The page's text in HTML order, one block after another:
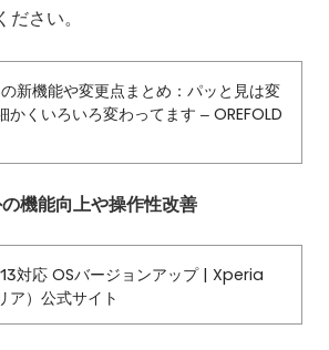
さい。
新機能や変更点まとめ：パッと見は変
かくいろいろ変わってます – OREFOLD
機能向上や操作性改善
対応 OSバージョンアップ | Xperia
ア）公式サイト